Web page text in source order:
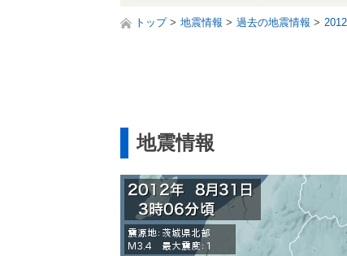
トップ 地震情報 過去の地震情報
地震情報